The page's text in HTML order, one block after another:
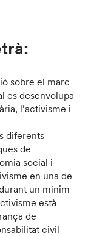
sobre el marc
es desenvolupa
l’activisme i
diferents
de
social i
en una de
un mínim
està
de
civil